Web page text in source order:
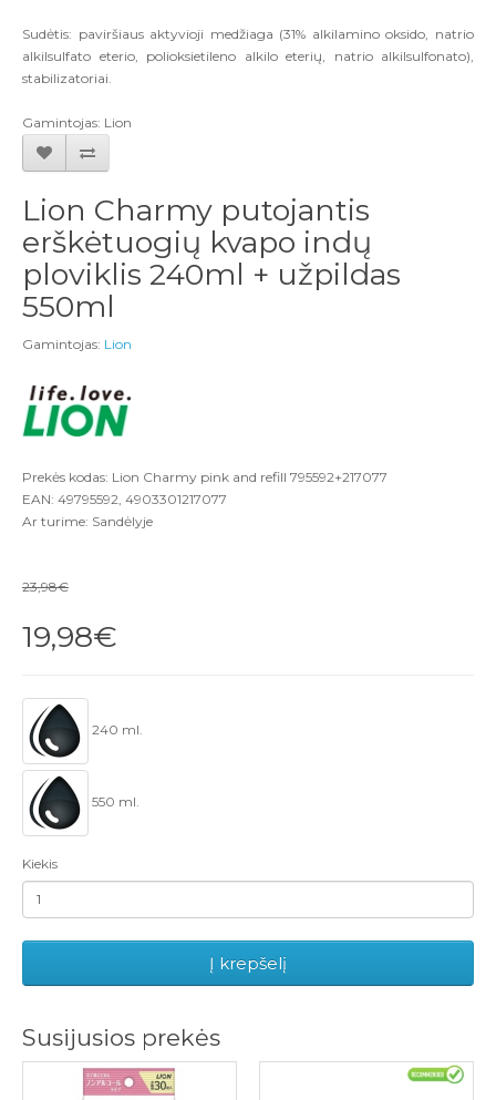
Sudėtis: paviršiaus aktyvioji medžiaga (31% alkilamino oksido, natrio
alkilsulfato eterio, polioksietileno alkilo eterių, natrio alkilsulfonato),
stabilizatoriai.
Gamintojas: Lion
Lion Charmy putojantis
erškėtuogių kvapo indų
ploviklis 240ml + užpildas
550ml
Gamintojas: Lion
Prekės kodas: Lion Charmy pink and refill 795592+217077
EAN: 49795592, 4903301217077
Ar turime: Sandėlyje
23,98€
19,98€
240 ml.
550 ml.
Kiekis
Į krepšelį
Susijusios prekės